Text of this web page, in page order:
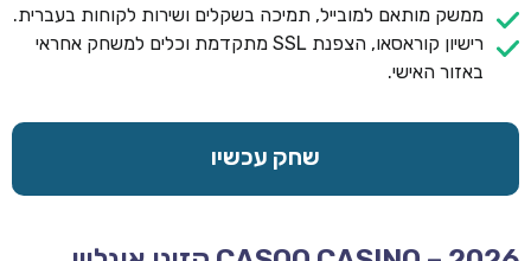
ממשק מותאם למובייל, תמיכה בשקלים ושירות לקוחות בעברית.
רישיון קוראסאו, הצפנת SSL מתקדמת וכלים למשחק אחראי
באזור האישי.
שחק עכשיו